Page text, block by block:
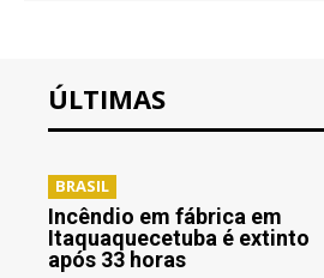
ÚLTIMAS
BRASIL
Incêndio em fábrica em
Itaquaquecetuba é extinto
após 33 horas